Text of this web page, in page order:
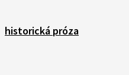
historická próza